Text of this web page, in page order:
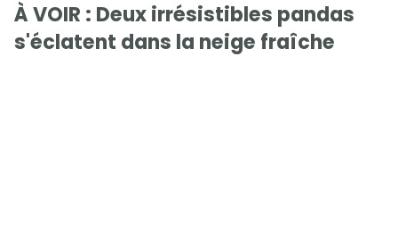
À VOIR : Deux irrésistibles pandas
s'éclatent dans la neige fraîche